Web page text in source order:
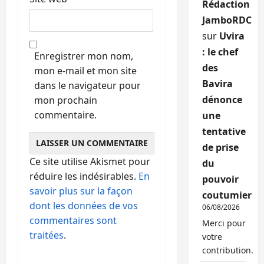
Enregistrer mon nom,
mon e-mail et mon site
dans le navigateur pour
mon prochain
commentaire.
Ce site utilise Akismet pour
réduire les indésirables. En
savoir plus sur la façon
dont les données de vos
commentaires sont
traitées.
Rédaction
JamboRDC
sur Uvira
: le chef
des
Bavira
dénonce
une
tentative
de prise
du
pouvoir
coutumier
06/08/2026
Merci pour
votre
contribution.